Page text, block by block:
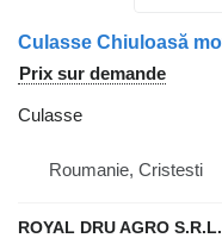
Prix sur demande
Culasse
Roumanie, Cristesti
ROYAL DRU AGRO S.R.L.